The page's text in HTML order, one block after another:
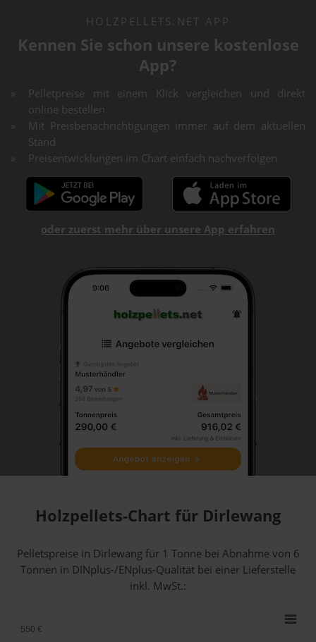
HOLZPELLETS.NET APP
Kennen Sie schon unsere kostenlose
App?
Pelletpreise mit einem Klick vergleichen und direkt
online bestellen
Mit Preisbenachrichtigungen immer auf dem aktuellen
Stand
Preisentwicklungen im Chart einfach nachverfolgen
oder zuerst mehr über unsere App erfahren
Holzpellets-Chart für Dirlewang
Pelletspreise in Dirlewang für 1 Tonne bei Abnahmevon 6
Tonnen in DINplus-/ENplus-Qualität bei einer Lieferstelle
inkl. MwSt.:
550 €